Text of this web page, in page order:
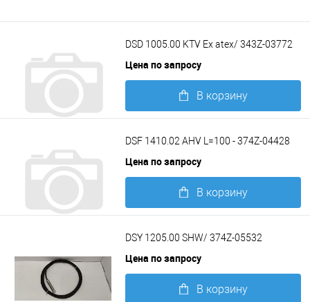
DSD 1005.00 KTV Ex atex/ 343Z-03772
Цена по запросу
В корзину
DSF 1410.02 AHV L=100 - 374Z-04428
Цена по запросу
В корзину
DSY 1205.00 SHW/ 374Z-05532
Цена по запросу
В корзину